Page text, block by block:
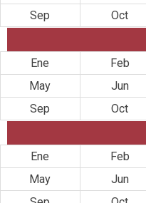
Sep
Oct
Ene
Feb
May
Jun
Sep
Oct
Ene
Feb
May
Jun